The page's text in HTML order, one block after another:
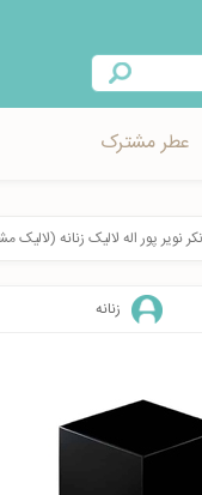
عطر مشترک
نویر پور اله لالیک زنانه (لالیک
زنانه